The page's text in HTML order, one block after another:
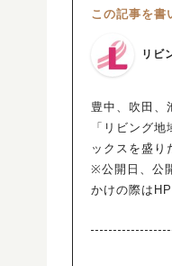
この記事を
リビ
豊中、吹田、
「リビング
ックスを盛り
※公開日、公
かけの際は